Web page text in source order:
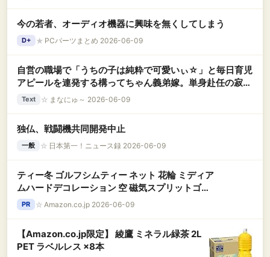
今の若者、オーディオ機器に興味を無くしてしまう
D+ ★ PCパーツまとめ 2026-06-09
自営の職場で「うちの子は純粋で可愛いぃ☆」と毎日育児
アピールを連発する構ってちゃん義弟嫁。単身赴任の寂し
さを職場で爆発させ、トメを巻き込んで仕事の邪魔をする
Text ☆ まなにゅ～ 2026-06-09
独仏、戦闘機共同開発中止
一般 ☆ 日本第一！ニュース録 2026-06-09
ティー冬 ゴルフシムティー ネット 花輪 ミディア
ムハードデコレーション 空 磁気スプリットゴル
フティー 着信音 冬のラバーtシャツ 冬のティー
ジャンボティー
PR ☆ Amazon.co.jp 2026-06-09
【Amazon.co.jp限定】 綾鷹 ミネラル緑茶 2L
PET ラベルレス ×8本